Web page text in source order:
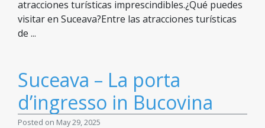
atracciones turísticas imprescindibles.¿Qué puedes
visitar en Suceava?Entre las atracciones turísticas
de ...
Suceava – La porta
d’ingresso in Bucovina
Posted on May 29, 2025